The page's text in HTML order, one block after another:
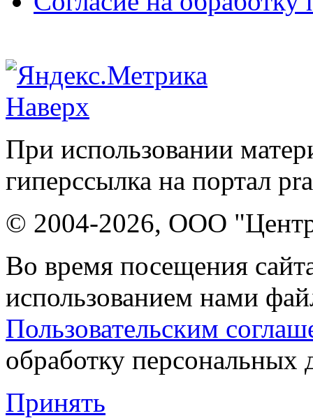
Наверх
При использовании
гиперссылка на портал
© 2004-2026, ООО "Центр
Во время посещения
использованием нами
Пользовательским
обработку персональных
Принять